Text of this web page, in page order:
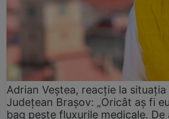
Adrian Veștea, reacție la
Județean Brașov: „Oricât aș fi
bag peste fluxurile medicale.